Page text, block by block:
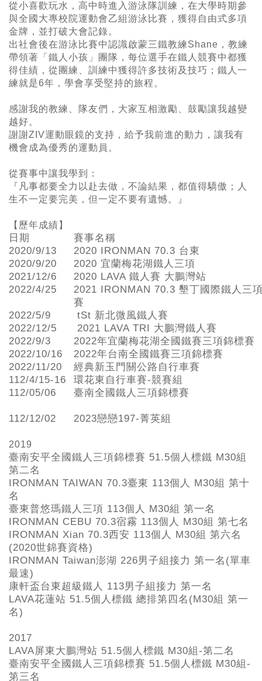
從小喜歡玩水，高中時進入游泳隊訓練，在大學時期參
與全國大專校院運動會乙組游泳比賽，獲得自由式多項
金牌，並打破大會記錄。
出社會後在游泳比賽中認識啟蒙三鐵教練Shane，教練
帶領著「鐵人小孩」團隊，每位選手在鐵人競賽中都獲
得佳績，從團練、訓練中獲得許多技術及技巧；鐵人一
練就是6年，學會享受堅持的旅程。
感謝我的教練、隊友們，大家互相激勵、鼓勵讓我越變
越好。
謝謝ZIV運動眼鏡的支持，給予我前進的動力，讓我有
機會成為優秀的運動員。
從賽事中讓我學到：
『凡事都要全力以赴去做，不論結果，都值得驕傲；人
生不一定要完美，但一定不要有遺憾。』
【歷年成績】
日期
賽事名稱
2020/9/13
2020 IRONMAN 70.3 台東
2020/9/20
2020 宜蘭梅花湖鐵人三項
2021/12/6
2020 LAVA 鐵人賽 大鵬灣站
2022/4/25
2021 IRONMAN 70.3 墾丁國際鐵人三
賽
2022/5/9
tSt 新北微風鐵人賽
2022/12/5
2021 LAVA TRI 大鵬灣鐵人賽
2022/9/3
2022年宜蘭梅花湖全國鐵賽三項錦標賽
2022/10/16
2022年台南全國鐵賽三項錦標賽
2022/11/20
經典新玉門關公路自行車賽
112/4/15-16
環花東自行車賽-競賽組
112/05/06
臺南全國鐵人三項錦標賽
112/12/02 2023戀戀197-菁英組
2019
臺南安平全國鐵人三項錦標賽 51.5個人標鐵 M30組
第二名
IRONMAN TAIWAN 70.3臺東 113個人
M30組 第十
名
臺東普悠瑪鐵人三項 113個人
M30組 第一名
IRONMAN CEBU 70.3宿霧 113個人
M30組 第七名
IRONMAN Xian 70.3西安 113個人
M30組 第六名
(2020世錦賽資格)
IRONMAN Taiwan澎湖 226男子組接力 第一名(單車
最速)
康軒盃台東超級鐵人 113男子組接力 第一名
LAVA花蓮站 51.5個人標鐵 總排第四名(M30組 第一
名)
2017
LAVA屏東大鵬灣站 51.5個人標鐵 M30組-第二名
臺南安平全國鐵人三項錦標賽 51.5個人標鐵 M30組-
第三名